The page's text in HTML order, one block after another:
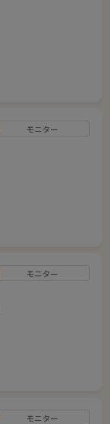
モニター
モニター
モニター